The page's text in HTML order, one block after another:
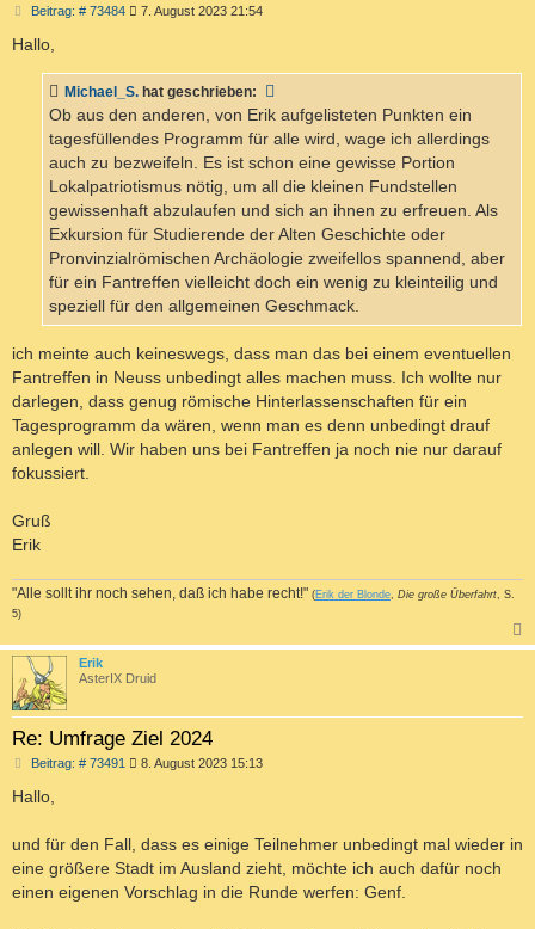
Beitrag: # 73484B
r
a
g
7. August 2023 21:54
Hallo,
Michael_S. hat geschrieben:
Ob aus den anderen, von Erik aufgelisteten Punkten ein
tagesfüllendes Programm für alle wird, wage ich allerdings
auch zu bezweifeln. Es ist schon eine gewisse Portion
Lokalpatriotismus nötig, um all die kleinen Fundstellen
gewissenhaft abzulaufen und sich an ihnen zu erfreuen. Als
Exkursion für Studierende der Alten Geschichte oder
Pronvinzialrömischen Archäologie zweifellos spannend, aber
für ein Fantreffen vielleicht doch ein wenig zu kleinteilig und
speziell für den allgemeinen Geschmack.
ich meinte auch keineswegs, dass man das bei einem eventuellen
Fantreffen in Neuss unbedingt alles machen muss. Ich wollte nur
darlegen, dass genug römische Hinterlassenschaften für ein
Tagesprogramm da wären, wenn man es denn unbedingt drauf
anlegen will. Wir haben uns bei Fantreffen ja noch nie nur darauf
fokussiert.
Gruß
Erik
"Alle sollt ihr noch sehen, daß ich habe recht!" (Erik der Blonde Die große Überfahrt , S.
5)
a
Erik
AsterIX Druid
Re: Umfrage Ziel 2024
Beitrag: # 73491 B
a
g
8. August 2023 15:13
Hallo,
und für den Fall, dass es einige Teilnehmer unbedingt mal wieder in
eine größere Stadt im Ausland zieht, möchte ich auch dafür noch
einen eigenen Vorschlag in die Runde werfen: Genf.